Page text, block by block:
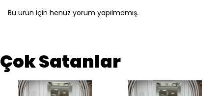
Bu ürün için henüz yorum yapılmamış.
Çok Satanlar